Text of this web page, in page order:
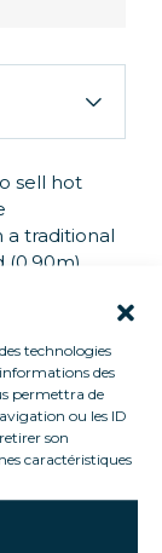
technologies
des
permettra de
ou les ID
son
caractéristiques
sell hot
a traditional
(0.90m)
We can
catering
or gas hot